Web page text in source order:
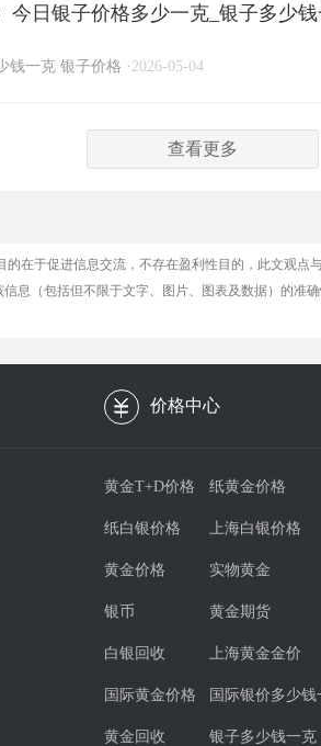
今日银子价格多少一克_银子多少
钱一克 银子价格 · 2026-05-04
查看更多
的在于促进信息交流，不存在盈利性目的，此文观
息（包括但不限于文字、图片、图表及数据）的准
价格中心
黄金T+D价格 纸黄金价格
纸白银价格 上海白银价格
黄金价格 实物黄金
银币 黄金期货
白银回收 上海黄金金价
国际黄金价格 国际银价多少钱
黄金回收 银子多少钱一克